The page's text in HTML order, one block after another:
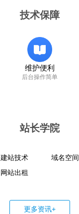
技术保障
维护便利
后台操作简单
站长学院
建站技术 域名空间
网站出租
更多资讯+